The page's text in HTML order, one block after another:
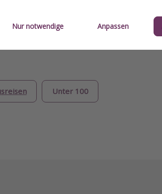
Unter 100
Nur notwendige Anpassen